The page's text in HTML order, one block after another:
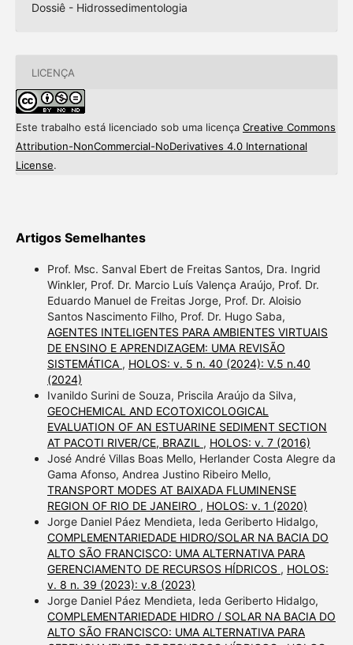
Dossiê - Hidrossedimentologia
LICENÇA
Este trabalho está licenciado sob uma licença Creative Commons
Attribution-NonCommercial-NoDerivatives 4.0 International
License.
Artigos Semelhantes
Prof. Msc. Sanval Ebert de Freitas Santos, Dra. Ingrid
Winkler, Prof. Dr. Marcio Luís Valença Araújo, Prof. Dr.
Eduardo Manuel de Freitas Jorge, Prof. Dr. Aloisio
Santos Nascimento Filho, Prof. Dr. Hugo Saba,
AGENTES INTELIGENTES PARA AMBIENTES VIRTUAIS
DE ENSINO E APRENDIZAGEM: UMA REVISÃO
SISTEMÁTICA , HOLOS: v. 5 n. 40 (2024): V.5 n.40
(2024)
Ivanildo Surini de Souza, Priscila Araújo da Silva,
GEOCHEMICAL AND ECOTOXICOLOGICAL
EVALUATION OF AN ESTUARINE SEDIMENT SECTION
AT PACOTI RIVER/CE, BRAZIL , HOLOS: v. 7 (2016)
José André Villas Boas Mello, Herlander Costa Alegre da
Gama Afonso, Andrea Justino Ribeiro Mello,
TRANSPORT MODES AT BAIXADA FLUMINENSE
REGION OF RIO DE JANEIRO , HOLOS: v. 1 (2020)
Jorge Daniel Páez Mendieta, Ieda Geriberto Hidalgo,
COMPLEMENTARIEDADE HIDRO/SOLAR NA BACIA DO
ALTO SÃO FRANCISCO: UMA ALTERNATIVA PARA
GERENCIAMENTO DE RECURSOS HÍDRICOS , HOLOS:
v. 8 n. 39 (2023): v.8 (2023)
Jorge Daniel Páez Mendieta, Ieda Geriberto Hidalgo,
COMPLEMENTARIEDADE HIDRO / SOLAR NA BACIA DO
ALTO SÃO FRANCISCO: UMA ALTERNATIVA PARA